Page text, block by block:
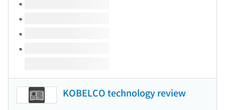
KOBELCO technology review